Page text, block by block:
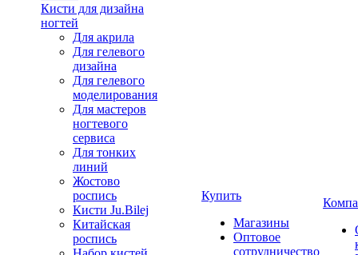
Кисти для дизайна
ногтей
Для акрила
Для гелевого
дизайна
Для гелевого
моделирования
Для мастеров
ногтевого
сервиса
Для тонких
линий
Жостово
роспись
Кисти Ju.Bilej
Китайская
роспись
Купить
Магазины
Оптовое
сотрудничество